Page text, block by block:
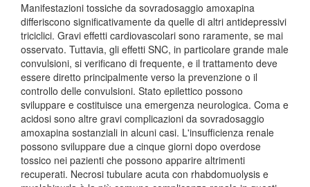
Manifestazioni tossiche da sovradosaggio amoxapina
differiscono significativamente da quelle di altri antidepressivi
triciclici. Gravi effetti cardiovascolari sono raramente, se mai
osservato. Tuttavia, gli effetti SNC, in particolare grande male
convulsioni, si verificano di frequente, e il trattamento deve
essere diretto principalmente verso la prevenzione o il
controllo delle convulsioni. Stato epilettico possono
sviluppare e costituisce una emergenza neurologica. Coma e
acidosi sono altre gravi complicazioni da sovradosaggio
amoxapina sostanziali in alcuni casi. L'insufficienza renale
possono sviluppare due a cinque giorni dopo overdose
tossico nei pazienti che possono apparire altrimenti
recuperati. Necrosi tubulare acuta con rhabdomuolysis e